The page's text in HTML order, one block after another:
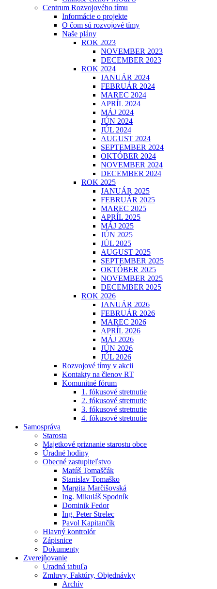
Centrum Rozvojového tímu
Informácie o projekte
O čom sú rozvojové tímy
Naše plány
ROK 2023
NOVEMBER 2023
DECEMBER 2023
ROK 2024
JANUÁR 2024
FEBRUÁR 2024
MAREC 2024
APRÍL 2024
MÁJ 2024
JÚN 2024
JÚL 2024
AUGUST 2024
SEPTEMBER 2024
OKTÓBER 2024
NOVEMBER 2024
DECEMBER 2024
ROK 2025
JANUÁR 2025
FEBRUÁR 2025
MAREC 2025
APRÍL 2025
MÁJ 2025
JÚN 2025
JÚL 2025
AUGUST 2025
SEPTEMBER 2025
OKTÓBER 2025
NOVEMBER 2025
DECEMBER 2025
ROK 2026
JANUÁR 2026
FEBRUÁR 2026
MAREC 2026
APRÍL 2026
MÁJ 2026
JÚN 2026
JÚL 2026
Rozvojové tímy v akcii
Kontakty na členov RT
Komunitné fórum
1. fókusové stretnutie
2. fókusové stretnutie
3. fókusové stretnutie
4. fókusové stretnutie
Samospráva
Starosta
Majetkové priznanie starostu obce
Úradné hodiny
Obecné zastupiteľstvo
Matúš Tomaščák
Stanislav Tomaško
Margita Marčišovská
Ing. Mikuláš Spodník
Dominik Fedor
Ing. Peter Strelec
Pavol Kapitančík
Hlavný kontrolór
Zápisnice
Dokumenty
Zverejňovanie
Úradná tabuľa
Zmluvy, Faktúry, Objednávky
Archív